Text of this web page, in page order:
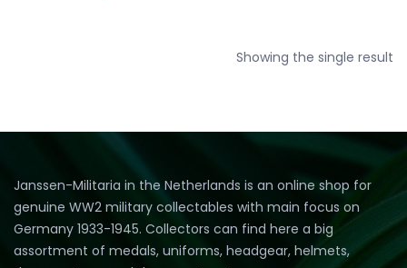
Showing the single result
Janssen-Militaria in the Netherlands is an online shop for
genuine WW2 military collectables with main focus on
Germany 1933-1945. Collectors can find here a big
assortment of medals, uniforms, headgear, helmets,